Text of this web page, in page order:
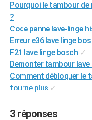
Destinations
City break
Voyage nature
Voyage de noces
PHOTO
GUIDES D'ACHAT
BONS PLANS
CARTE DE VOEUX
Carte de Noël
Carte Bonne année
Carte Saint-Valentin
Carte Pâques
Carte d'anniversaire
DICTIONNAIRE
Dictionnaire
Biographies
Citations
Expressions
Proverbes
PROGRAMME TV
Pourquoi le tambour de
?
Code panne lave-linge
Erreur e36 lave linge
F21 lave linge bosch ✓
Demonter tambour lave
Comment débloquer le
tourne plus ✓
3 réponses